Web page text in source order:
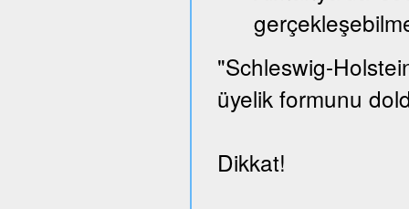
"Schleswig-
üyelik formunu
Dikkat!